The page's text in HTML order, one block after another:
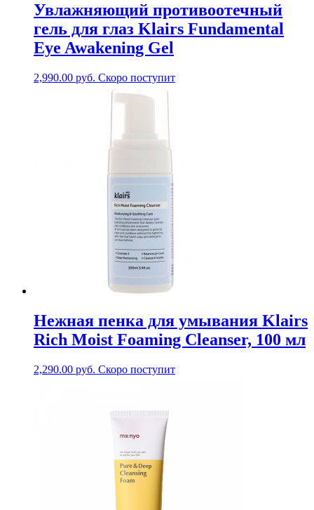
Увлажняющий противоотечный
гель для глаз Klairs Fundamental
Eye Awakening Gel
2,990.00 руб. Скоро поступит
Нежная пенка для умывания Klairs
Rich Moist Foaming Cleanser, 100 мл
2,290.00 руб. Скоро поступит